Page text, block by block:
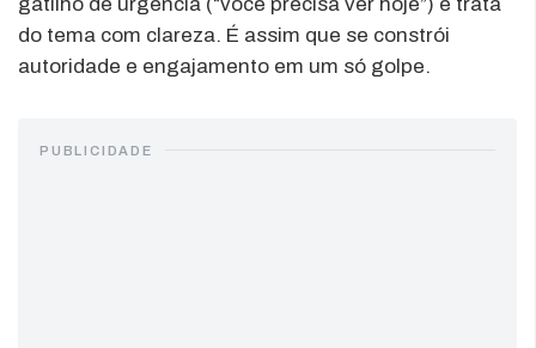
do tema com clareza. É assim que se constrói
autoridade e engajamento em um só golpe.
PUBLICIDADE